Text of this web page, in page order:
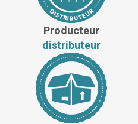
Producteur
distributeur